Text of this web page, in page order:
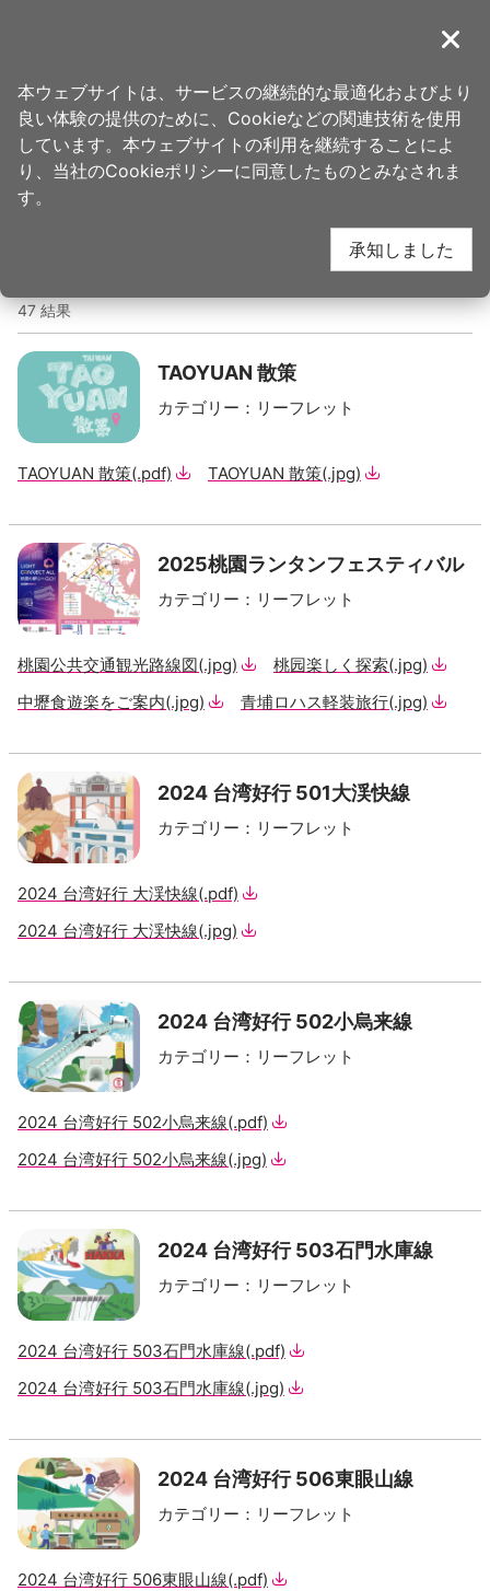
す
導覽
出版物
47 結果
TAOYUAN 散策
カテゴリー ： リーフレット
TAOYUAN 散策(.pdf) TAOYUAN 散策(.jpg)
2025桃園ランタンフェスティバル
カテゴリー ： リーフレット
桃園公共交通観光路線図(.jpg) 桃园楽しく探索(.jpg)
中壢食遊楽をご案内(.jpg) 青埔ロハス軽装旅行(.jpg)
2024 台湾好行 501大渓快線
カテゴリー ： リーフレット
2024 台湾好行 大渓快線(.pdf)
2024 台湾好行 大渓快線(.jpg)
2024 台湾好行 502小烏来線
カテゴリー ： リーフレット
2024 台湾好行 502小烏来線(.pdf)
2024 台湾好行 502小烏来線(.jpg)
2024 台湾好行 503石門水庫線
カテゴリー ： リーフレット
2024 台湾好行 503石門水庫線(.pdf)
2024 台湾好行 503石門水庫線(.jpg)
2024 台湾好行 506東眼山線
カテゴリー ： リーフレット
2024 台湾好行 506東眼山線(.pdf)
閉じ
本ウェブサイトは、サービスの継続的な最適化およびより
良い体験の提供のために、Cookieなどの関連技術を使用
しています。本ウェブサイトの利用を継続することによ
り、当社のCookieポリシーに同意したものとみなされま
す。
承知しました